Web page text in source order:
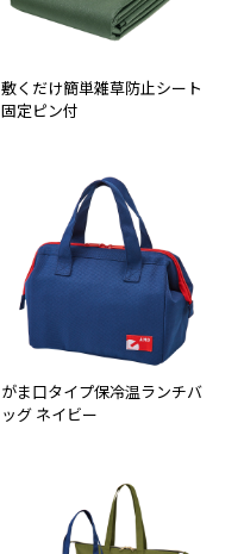
敷くだけ簡単雑草防止シート
固定ピン付
がま口タイプ保冷温ランチバ
ッグ ネイビー